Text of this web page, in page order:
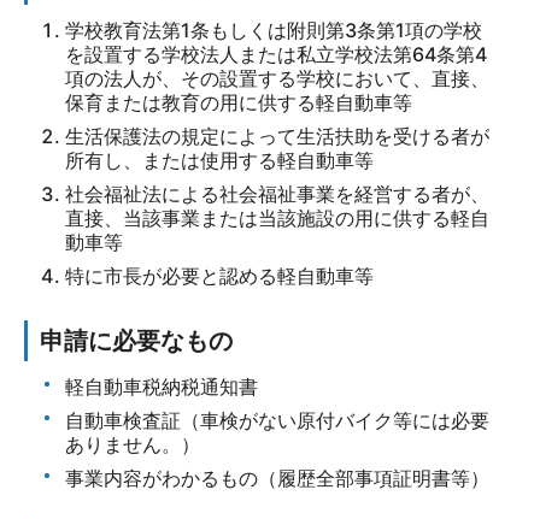
学校教育法第1条もしくは附則第3条第1項の学校
を設置する学校法人または私立学校法第64条第4
項の法人が、その設置する学校において、直接、
保育または教育の用に供する軽自動車等
生活保護法の規定によって生活扶助を受ける者が
所有し、または使用する軽自動車等
社会福祉法による社会福祉事業を経営する者が、
直接、当該事業または当該施設の用に供する軽自
動車等
特に市長が必要と認める軽自動車等
申請に必要なもの
軽自動車税納税通知書
自動車検査証（車検がない原付バイク等には必要
ありません。）
事業内容がわかるもの（履歴全部事項証明書等）